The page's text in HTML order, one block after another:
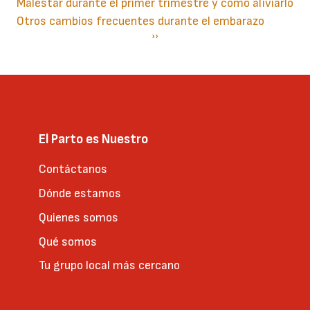
Malestar durante el primer trimestre y como aliviarlo
Otros cambios frecuentes durante el embarazo
Siguiente
››
El Parto es Nuestro
Contáctanos
Dónde estamos
Quienes somos
Qué somos
Tu grupo local más cercano